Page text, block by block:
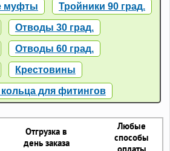
муфты Тройники 90 град.
Отводы 30 град.
Отводы 60 град.
Крестовины
для фитингов
Отгрузка в
день заказа
Любые
способы